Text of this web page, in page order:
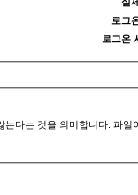
로그
로그온
다는 것을 의미합니다. 파